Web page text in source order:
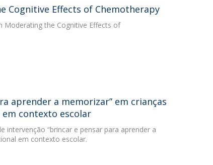
Cognitive Effects of Chemotherapy
Moderating the Cognitive Effects of
aprender a memorizar” em crianças
contexto escolar
intervenção “brincar e pensar para aprender a
em contexto escolar.